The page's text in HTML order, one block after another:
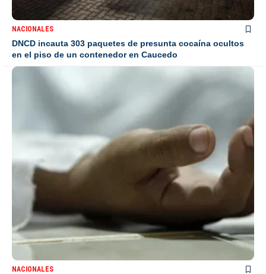
NACIONALES
DNCD incauta 303 paquetes de presunta cocaína ocultos
en el piso de un contenedor en Caucedo
NACIONALES